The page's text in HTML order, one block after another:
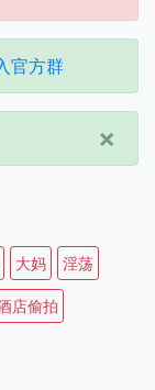
官方群
×
大妈 淫荡
店偷拍